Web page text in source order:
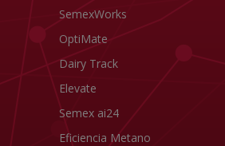
SemexWorks
OptiMate
Dairy Track
Elevate
Semex ai24
Eficiencia Metano